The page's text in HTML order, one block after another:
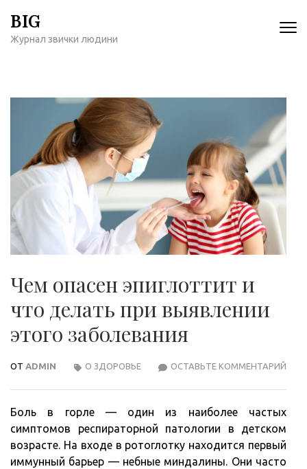
содержимому
BIG
Журнал звички людини
Чем опасен эпиглоттит и
что делать при выявлении
этого заболевания
ОТ ADMIN ОСТАВЬТЕ КОММЕНТАРИЙ
О ЗДОРОВЬЕ
Боль в горле — один из наиболее частых
симптомов респираторной патологии в детском
возрасте. На входе в ротоглотку находится первый
иммунный барьер — небные миндалины. Они часто